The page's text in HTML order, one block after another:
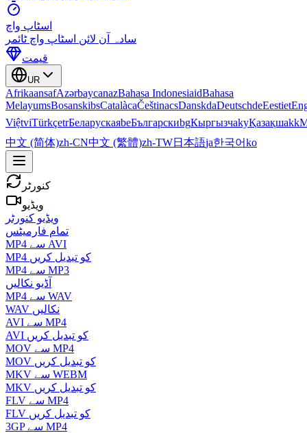
اسٹاپ واچ
سادہ آن لائن اسٹاپ واچ ٹائمر
قیمت
UR
AfrikaansafAzərbaycanazBahasa IndonesiaidBahasa
MelayumsBosanskibsCatalàcaČeštinacsDanskdaDeutschdeEestiet
ViệtviTürkçetrБеларускаяbeБългарскиbgКыргызчаkyҚазақшаkk
中文 (简体)zh-CN中文 (繁體)zh-TW日本語ja한국어ko
کنورٹر
ویڈیو
ویڈیو کنورٹر
تمام فارمیٹس
MP4 سے AVI
MP4 کو تبدیل کریں
MP4 سے MP3
آڈیو نکالیں
MP4 سے WAV
WAV نکالیں
AVI سے MP4
AVI کو تبدیل کریں
MOV سے MP4
MOV کو تبدیل کریں
MKV سے WEBM
MKV کو تبدیل کریں
FLV سے MP4
FLV کو تبدیل کریں
3GP سے MP4